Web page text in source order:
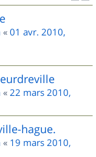
« 01 avr. 2010,
« 22 mars 2010,
hague.
« 19 mars 2010,